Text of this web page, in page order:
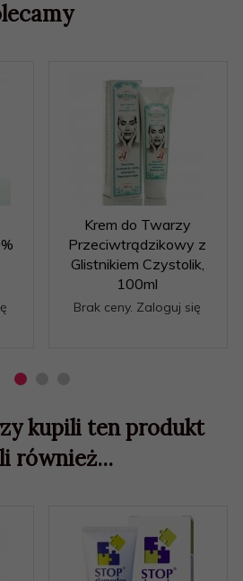
Krem do Twarzy
Przeciwtrądzikowy z
Glistnikiem Czystolik,
100ml
Brak ceny. Zaloguj się
kupili ten produkt
również...